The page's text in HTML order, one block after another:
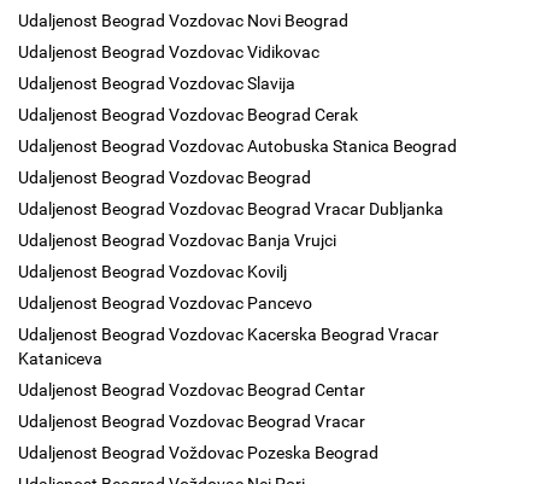
Udaljenost Beograd Vozdovac Novi Beograd
Udaljenost Beograd Vozdovac Vidikovac
Udaljenost Beograd Vozdovac Slavija
Udaljenost Beograd Vozdovac Beograd Cerak
Udaljenost Beograd Vozdovac Autobuska Stanica Beograd
Udaljenost Beograd Vozdovac Beograd
Udaljenost Beograd Vozdovac Beograd Vracar Dubljanka
Udaljenost Beograd Vozdovac Banja Vrujci
Udaljenost Beograd Vozdovac Kovilj
Udaljenost Beograd Vozdovac Pancevo
Udaljenost Beograd Vozdovac Kacerska Beograd Vracar
Kataniceva
Udaljenost Beograd Vozdovac Beograd Centar
Udaljenost Beograd Vozdovac Beograd Vracar
Udaljenost Beograd Voždovac Pozeska Beograd